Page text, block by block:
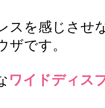
スを感じさせ
ザです。
ワイドディス